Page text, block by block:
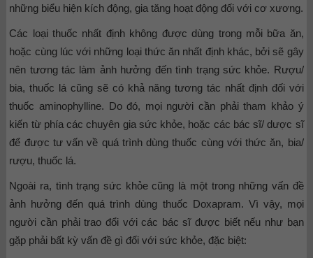
những biểu hiện kích động, gia tăng hoạt động đối với cơ xương.
Các loại thuốc nhất định không được dùng trong mỗi bữa ăn,
hoặc cùng lúc với những loại thức ăn nhất định khác, bởi sẽ gây
nên tương tác làm ảnh hưởng đến tình trạng sức khỏe. Rượu/
bia, thuốc lá cũng sẽ có khả năng tương tác nhất định đối với
thuốc aminophylline. Do đó, mọi người cần phải tham khảo ý
kiến từ phía các chuyên gia sức khỏe, hoặc các bác sĩ/ dược sĩ
để được tư vấn về quá trình dùng thuốc cùng với thức ăn, bia/
rượu, thuốc lá.
Ngoài ra, tình trạng sức khỏe cũng là một trong những vấn đề
ảnh hưởng đến quá trình dùng thuốc Doxapram. Vì vậy, mọi
người cần phải trao đổi với các bác sĩ được biết nếu như bạn
gặp phải bất kỳ vấn đề gì đối với sức khỏe, đặc biệt: